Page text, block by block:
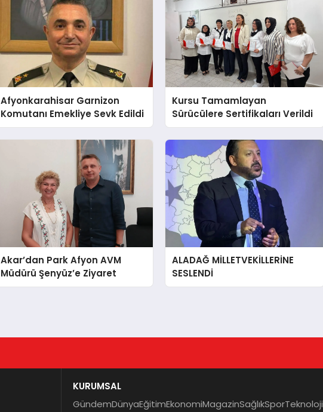
Afyonkarahisar Garnizon
Komutanı Emekliye Sevk Edildi
Kursu Tamamlayan
Sürücülere Sertifikaları Verildi
Akar’dan Park Afyon AVM
Müdürü Şenyüz’e Ziyaret
ALADAĞ MİLLETVEKİLLERİNE
SESLENDİ
KURUMSAL
GündemDünyaEğitimEkonomiMagazinSağlıkSporTeknoloji